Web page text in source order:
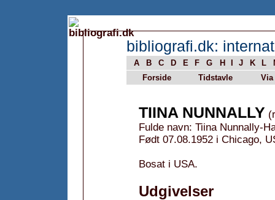
bibliografi.dk:
A B C D E F G H J K L
Forside
Tidstavle Via
TIINA NUNNALLY
Fulde navn: Tiina Nunnally-
Født 07.08.1952 i Chicago,
Bosat i USA.
Udgivelser